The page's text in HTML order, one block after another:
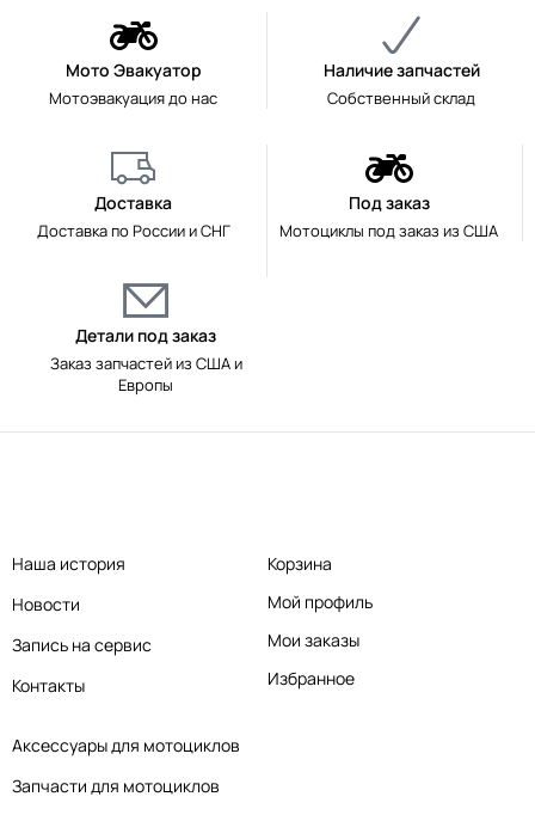
Мото Эвакуатор
Мотоэвакуация до нас
Наличие запчастей
Собственный склад
Доставка
Доставка по России и СНГ
Под заказ
Мотоциклы под заказ из США
Детали под заказ
Заказ запчастей из США и
Европы
Аксессуары для мотоциклов
Запчасти для мотоциклов
Наша история
Новости
Запись на сервис
Контакты
Корзина
Мой профиль
Мои заказы
Избранное